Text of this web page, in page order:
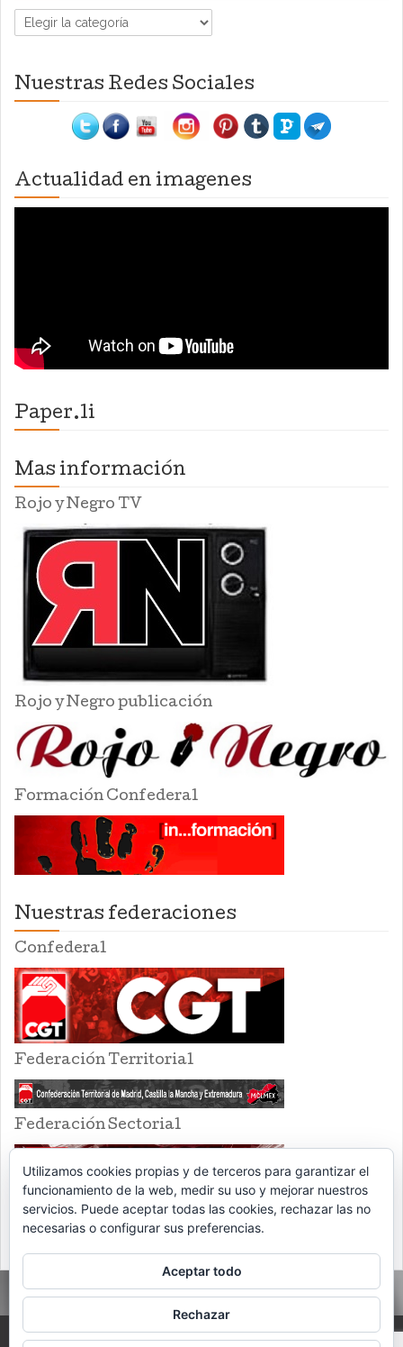
Categorías
Nuestras Redes Sociales
Actualidad en imagenes
Paper.li
Mas información
Rojo y Negro TV
Rojo y Negro publicación
Formación Confederal
Nuestras federaciones
Confederal
Federación Territorial
Federación Sectorial
PROUDLY POWERED BY WORDPRESS THEME: EVENTBRITE SINGLE EVENT
Utilizamos cookies propias y de terceros para garantizar el
funcionamiento de la web, medir su uso y mejorar nuestros
servicios. Puede aceptar todas las cookies, rechazar las no
necesarias o configurar sus preferencias.
Aceptar todo
Rechazar